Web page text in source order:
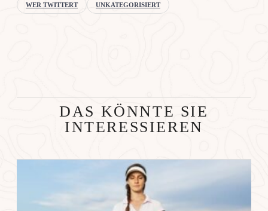
WER TWITTERT UNKATEGORISIERT
DAS KÖNNTE SIE
INTERESSIEREN